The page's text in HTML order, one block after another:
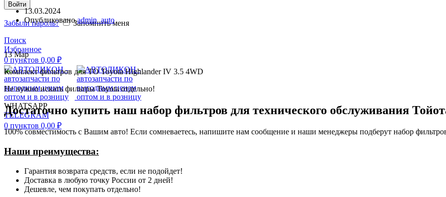
Войти
Забыли пароль?
Запомнить меня
Поиск
Избранное
0пунктов 0,00 ₽
WHATSAPP
TELEGRAM
0 пунктов 0,00 ₽
13.03.2024
Опубликованоadmin_auto
13Мар
Комплект фильтров для ТО Toyota Highlander IV 3.5 4WD
Не нужно искать фильтры Toyota отдельно!
Достаточно купить наш набор фильтров для технического обслуживания
100% совместимость с Вашим авто! Если сомневаетесь, напишите нам сообщение и наши менеджеры подберут набор
Наши преимущества:
Гарантия возврата средств, если не подойдет!
Доставка в любую точку России от 2 дней!
Дешевле, чем покупать отдельно!